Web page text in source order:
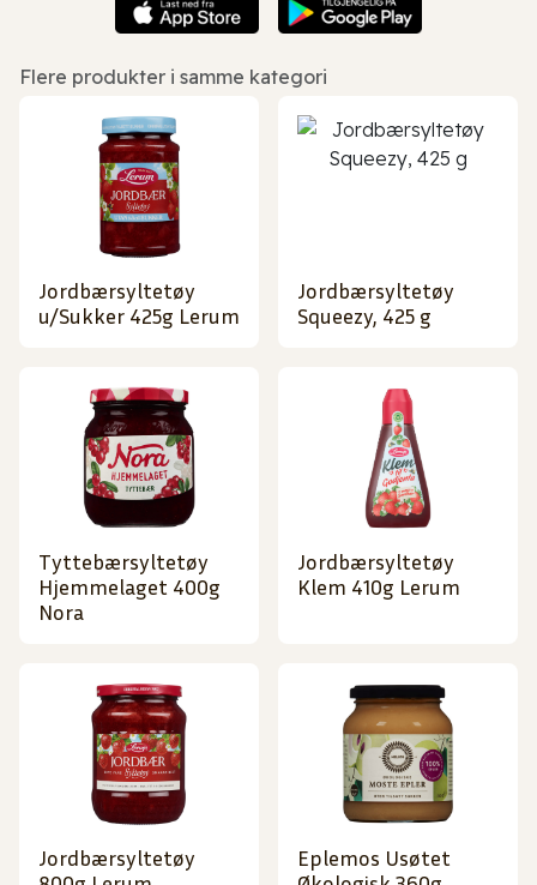
Flere produkter i samme kategori
Jordbærsyltetøy
u/Sukker 425g Lerum
Jordbærsyltetøy
Squeezy, 425 g
Tyttebærsyltetøy
Hjemmelaget 400g
Nora
Jordbærsyltetøy
Klem 410g Lerum
Jordbærsyltetøy
Eplemos Usøtet